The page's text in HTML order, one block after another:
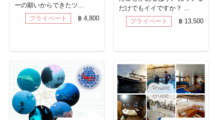
ーの願いからできたツ...
プライベート
฿ 4,800
だけでもイイですか？ ...
プライベート
฿ 13,500